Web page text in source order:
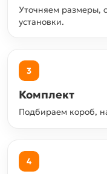
Уточняем размеры,
установки.
3
Комплект
Подбираем короб,
4